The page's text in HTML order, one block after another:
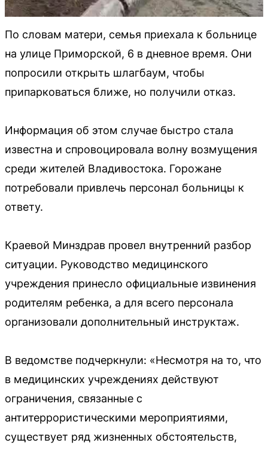
По словам матери, семья приехала к больнице
на улице Приморской, 6 в дневное время. Они
попросили открыть шлагбаум, чтобы
припарковаться ближе, но получили отказ.
Информация об этом случае быстро стала
известна и спровоцировала волну возмущения
среди жителей Владивостока. Горожане
потребовали привлечь персонал больницы к
ответу.
Краевой Минздрав провел внутренний разбор
ситуации. Руководство медицинского
учреждения принесло официальные извинения
родителям ребенка, а для всего персонала
организовали дополнительный инструктаж.
В ведомстве подчеркнули: «Несмотря на то, что
в медицинских учреждениях действуют
ограничения, связанные с
антитеррористическими мероприятиями,
существует ряд жизненных обстоятельств,